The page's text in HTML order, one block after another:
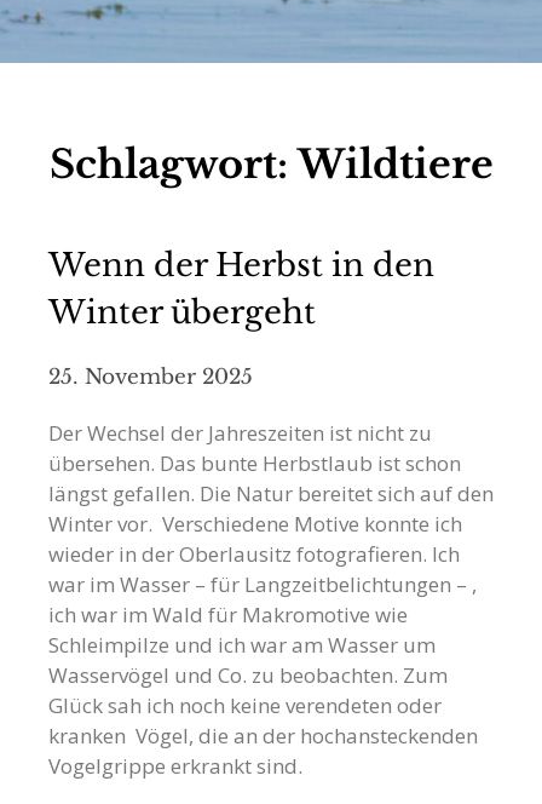
Schlagwort:Wildtiere
Wenn der Herbst in den
Winter übergeht
25. November 2025
Der Wechsel der Jahreszeiten ist nicht zu
übersehen. Das bunte Herbstlaub ist schon
längst gefallen. Die Natur bereitet sich auf den
Winter vor. Verschiedene Motive konnte ich
wieder in der Oberlausitz fotografieren. Ich
war im Wasser – für Langzeitbelichtungen – ,
ich war im Wald für Makromotive wie
Schleimpilze und ich war am Wasser um
Wasservögel und Co. zu beobachten. Zum
Glück sah ich noch keine verendeten oder
kranken Vögel, die an der hochansteckenden
Vogelgrippe erkrankt sind.